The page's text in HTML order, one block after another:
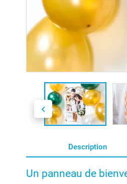
Description
Un panneau de